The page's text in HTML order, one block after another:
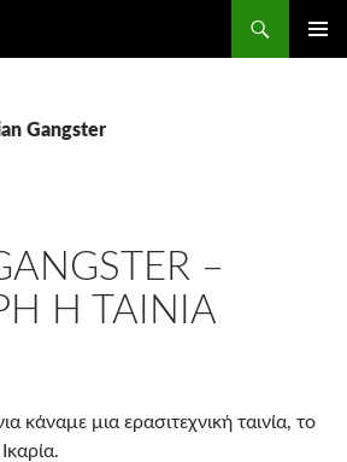
Gangster
–
Η ΤΑΙΝΊΑ
κάναμε μια ερασιτεχνική ταινία, το